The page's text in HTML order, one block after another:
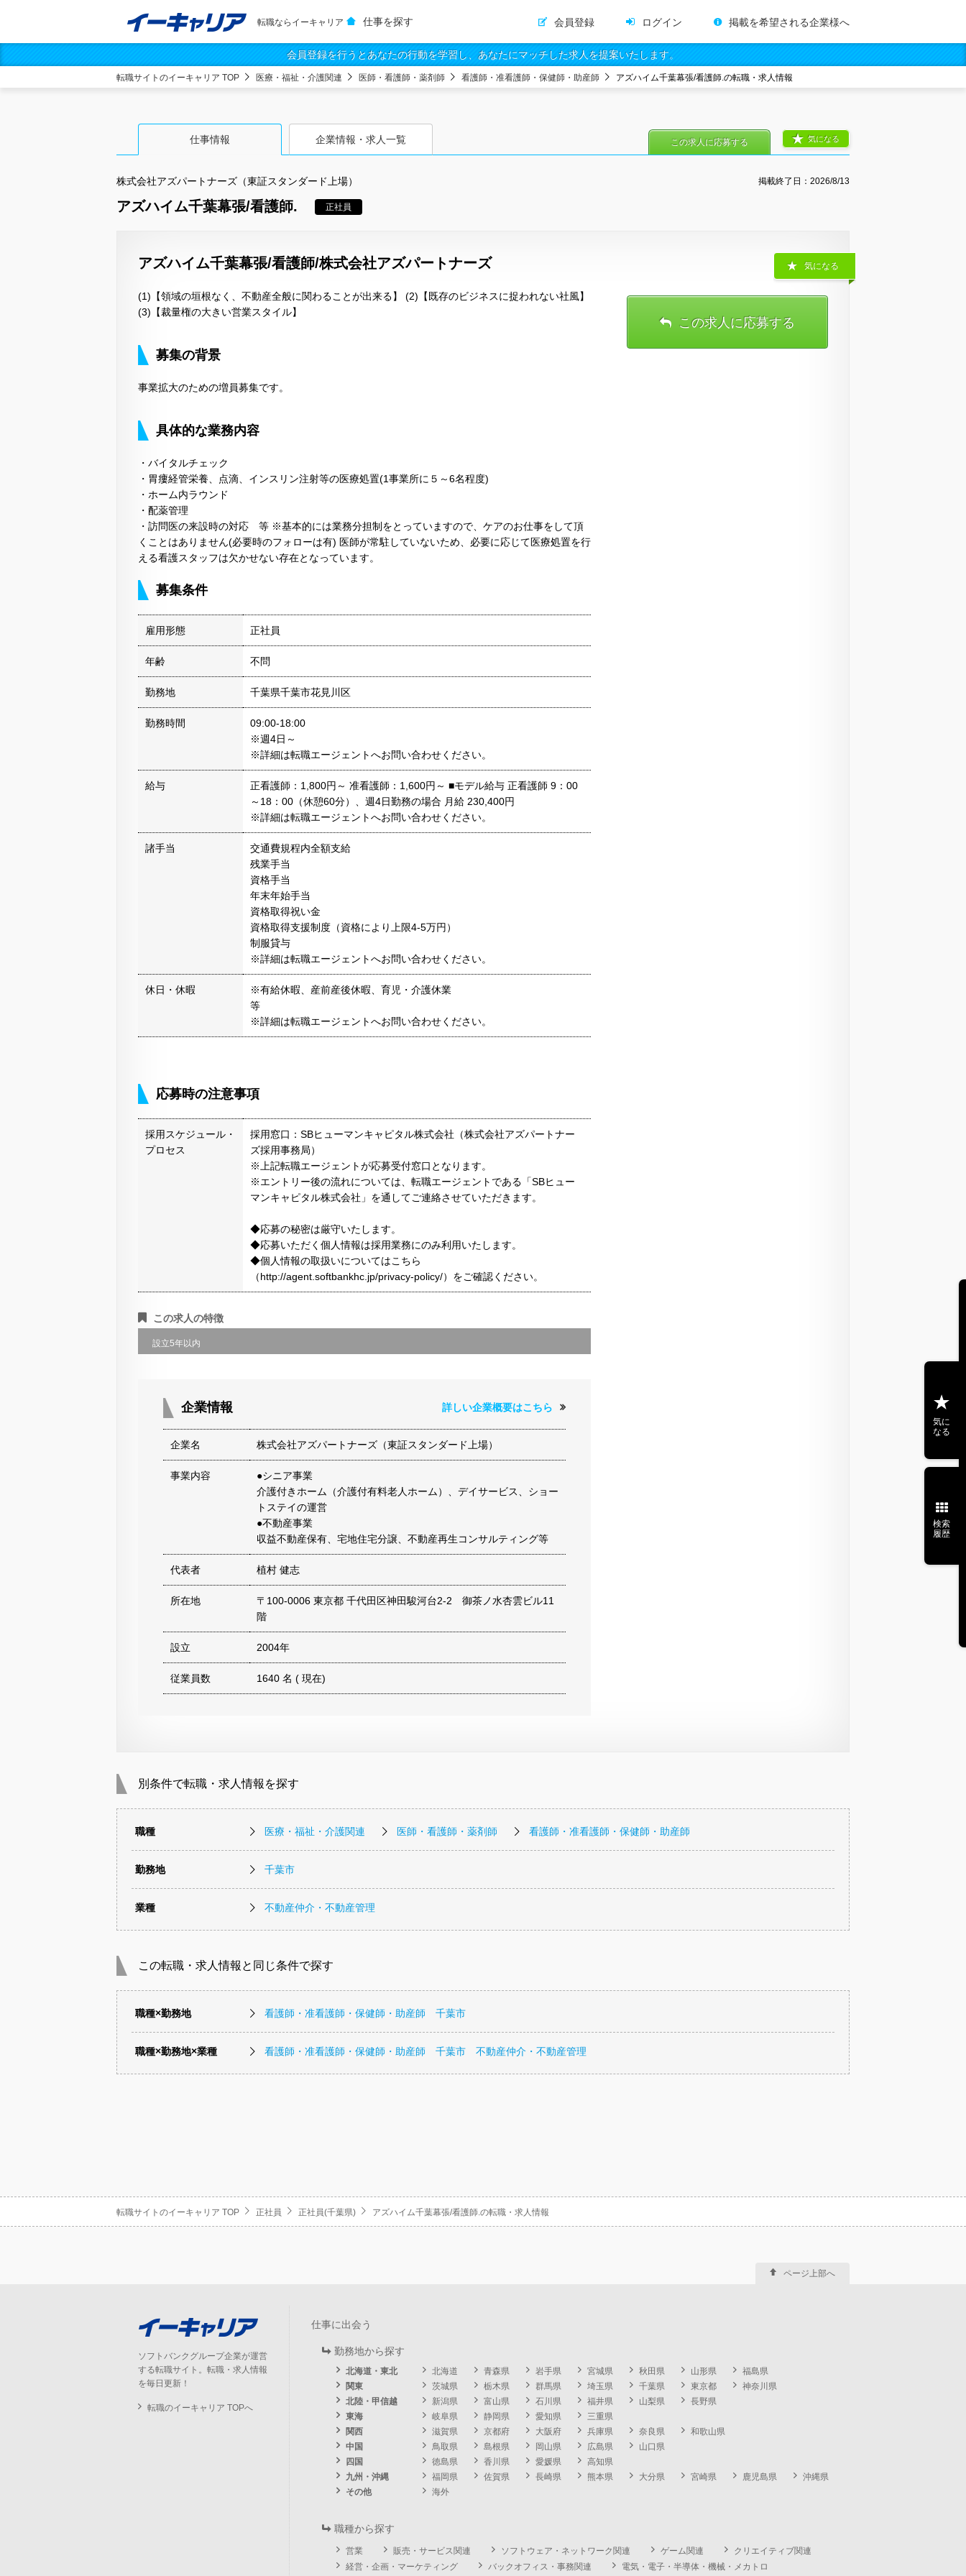
転職ならイーキャリア 仕事を探す 会員登録 ログイン 掲載を希望される企業様へ
会員登録を行うとあなたの行動を学習し、あなたにマッチした求人を提案いたします。
転職サイトのイーキャリア TOP 医療・福祉・介護関連 医師・看護師・薬剤師 看護師・准看護師・保健師・助産師 アズハイム千葉幕張/看護師.の転職・求人情報
仕事情報 企業情報・求人一覧
株式会社アズパートナーズ（東証スタンダード上場） 掲載終了日： 2026/8/13
アズハイム千葉幕張/看護師. 正社員
気になる
この求人に応募する
アズハイム千葉幕張/看護師/株式会社アズパートナーズ
(1)【領域の垣根なく、不動産全般に関わることが出来る】 (2)【既存のビジネスに捉われない社風】
(3)【裁量権の大きい営業スタイル】
募集の背景
事業拡大のための増員募集です。
具体的な業務内容
・バイタルチェック
・胃瘻経管栄養、点滴、インスリン注射等の医療処置(1事業所に５～6名程度)
・ホーム内ラウンド
・配薬管理
・訪問医の来設時の対応 等 ※基本的には業務分担制をとっていますので、ケアのお仕事をして頂
くことはありません(必要時のフォローは有) 医師が常駐していないため、必要に応じて医療処置を行
える看護スタッフは欠かせない存在となっています。
募集条件
雇用形態 正社員
年齢 不問
勤務地 千葉県千葉市花見川区
勤務時間
09:00-18:00
※週4日～
※詳細は転職エージェントへお問い合わせください。
給与
正看護師：1,800円～ 准看護師：1,600円～ ■モデル給与 正看護師 9：00
～18：00（休憩60分）、週4日勤務の場合 月給 230,400円
※詳細は転職エージェントへお問い合わせください。
諸手当
交通費規程内全額支給
残業手当
資格手当
年末年始手当
資格取得祝い金
資格取得支援制度（資格により上限4-5万円）
制服貸与
※詳細は転職エージェントへお問い合わせください。
休日・休暇
※有給休暇、産前産後休暇、育児・介護休業
等
※詳細は転職エージェントへお問い合わせください。
応募時の注意事項
採用スケジュール・
プロセス
採用窓口：SBヒューマンキャピタル株式会社（株式会社アズパートナー
ズ採用事務局）
※上記転職エージェントが応募受付窓口となります。
※エントリー後の流れについては、転職エージェントである「SBヒュー
マンキャピタル株式会社」を通してご連絡させていただきます。
◆応募の秘密は厳守いたします。
◆応募いただく個人情報は採用業務にのみ利用いたします。
◆個人情報の取扱いについてはこちら
（http://agent.softbankhc.jp/privacy-policy/）をご確認ください。
この求人の特徴
設立5年以内
企業情報 詳しい企業概要はこちら
企業名 株式会社アズパートナーズ（東証スタンダード上場）
事業内容
●シニア事業
介護付きホーム（介護付有料老人ホーム）、デイサービス、ショー
トステイの運営
●不動産事業
収益不動産保有、宅地住宅分譲、不動産再生コンサルティング等
代表者 植村 健志
所在地
〒100-0006 東京都 千代田区神田駿河台2-2 御茶ノ水杏雲ビル11
階
設立 2004年
従業員数 1640 名 ( 現在)
気になる
この求人に応募する
別条件で転職・求人情報を探す
職種 医療・福祉・介護関連 医師・看護師・薬剤師 看護師・准看護師・保健師・助産師
勤務地 千葉市
業種 不動産仲介・不動産管理
この転職・求人情報と同じ条件で探す
職種×勤務地 看護師・准看護師・保健師・助産師 千葉市
職種×勤務地×業種 看護師・准看護師・保健師・助産師 千葉市 不動産仲介・不動産管理
転職サイトのイーキャリア TOP 正社員 正社員(千葉県) アズハイム千葉幕張/看護師.の転職・求人情報
気に
なる
検索
履歴
ソフトバンクグループ企業が運営
する転職サイト。転職・求人情報
を毎日更新！
転職のイーキャリア TOPへ
仕事に出会う
勤務地から探す
北海道・東北 北海道 青森県 岩手県 宮城県 秋田県 山形県
福島県
関東
茨城県 栃木県 群馬県 埼玉県 千葉県 東京都
神奈川県
北陸・甲信越
新潟県 富山県 石川県 福井県 山梨県
長野県
東海
岐阜県 静岡県 愛知県
三重県
関西
滋賀県 京都府 大阪府 兵庫県 奈良県
和歌山県
中国
鳥取県 島根県 岡山県 広島県
山口県
四国
徳島県 香川県 愛媛県
高知県
九州・沖縄
福岡県 佐賀県 長崎県 熊本県 大分県 宮崎県 鹿児島県
沖縄県
その他
海外
職種から探す
営業 販売・サービス関連 ソフトウェア・ネットワーク関連 ゲーム関連
クリエイティブ関連
経営・企画・マーケティング
バックオフィス・事務関連 電気・電子・半導体・機械・メカトロ
ページ上部へ